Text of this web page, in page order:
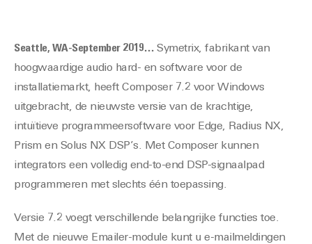
Seattle, WA-September 2019… Symetrix, fabrikant van
hoogwaardige audio hard- en software voor de
installatiemarkt, heeft Composer 7.2 voor Windows
uitgebracht, de nieuwste versie van de krachtige,
intuïtieve programmeersoftware voor Edge, Radius NX,
Prism en Solus NX DSP’s. Met Composer kunnen
integrators een volledig end-to-end DSP-signaalpad
programmeren met slechts één toepassing.
Versie 7.2 voegt verschillende belangrijke functies toe.
Met de nieuwe Emailer-module kunt u e-mailmeldingen